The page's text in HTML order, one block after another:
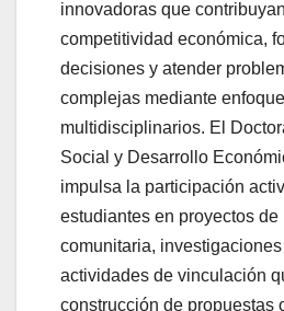
innovadoras que
competitividad económica,
decisiones y atender
complejas mediante
multidisciplinarios. El
Social y Desarrollo
impulsa la participación
estudiantes en proyectos de
comunitaria,
actividades de vinculación
construcción de propuestas